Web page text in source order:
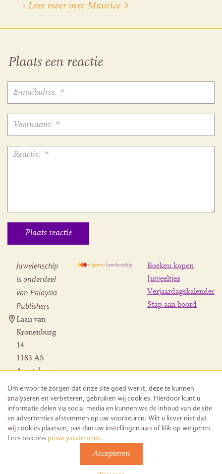
› Lees meer over Maurice
Plaats een reactie
Juwelenschip
is onderdeel
van Palaysia
Publishers
Laan van
Kronenburg
14
1183 AS
Amstelveen
Herroeping
bestelling
Boeken kopen
Juweeltjes
Verjaardagskalender
Stap aan boord
© 2026 Uitgeverij Juwelenschip. Duurzaam ontwikkeld door
Go2People
Om ervoor te zorgen dat onze site goed werkt, deze te kunnen
analyseren en verbeteren, gebruiken wij cookies. Hierdoor kunt u
informatie delen via social media en kunnen we de inhoud van de site
en advertenties afstemmen op uw voorkeuren. Wilt u liever niet dat
wij cookies plaatsen, pas dan uw instellingen aan of klik op weigeren.
Lees ook ons privacystatement.
Accepteren